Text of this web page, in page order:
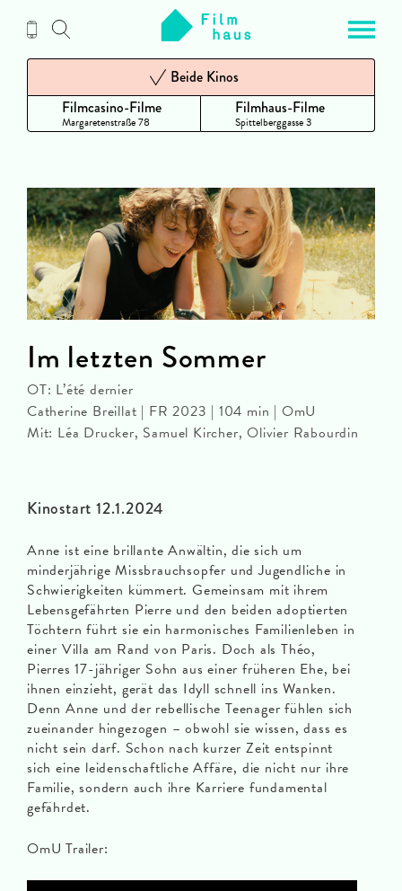
Inhalt
Filmcasino-Filme
Margaretenstraße 78
Beide Kinos
Filmhaus-Filme
Spittelberggasse 3
Kinostart 12.1.2024
Anne ist eine brillante Anwältin, die sich um
minderjährige Missbrauchsopfer und Jugendliche in
Schwierigkeiten kümmert. Gemeinsam mit ihrem
Lebensgefährten Pierre und den beiden adoptierten
Töchtern führt sie ein harmonisches Familienleben in
einer Villa am Rand von Paris. Doch als Théo,
Pierres 17-jähriger Sohn aus einer früheren Ehe, bei
ihnen einzieht, gerät das Idyll schnell ins Wanken.
Denn Anne und der rebellische Teenager fühlen sich
zueinander hingezogen – obwohl sie wissen, dass es
nicht sein darf. Schon nach kurzer Zeit entspinnt
sich eine leidenschaftliche Affäre, die nicht nur ihre
Familie, sondern auch ihre Karriere fundamental
gefährdet.
OmU Trailer:
Im letzten Sommer
OT: L’été dernier
Catherine Breillat | FR 2023 | 104 min | OmU
Mit: Léa Drucker, Samuel Kircher, Olivier Rabourdin